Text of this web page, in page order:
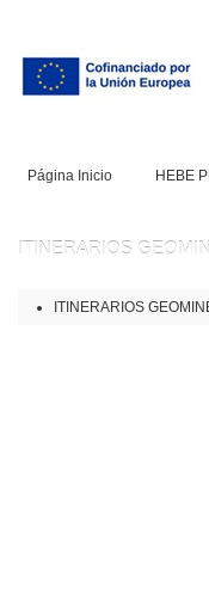
Página Inicio HEBE
ITINERARIOS
ITINERARIOS